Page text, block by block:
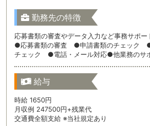
勤務先の特徴
応募書類の審査やデータ入力など事務サポー
●応募書類の審査 ●申請書類のチェック ●
チェック ●電話・メール対応●他業務のサ
給与
時給 1650円
月収例 247500円+残業代
交通費全額支給 ※当社規定あり